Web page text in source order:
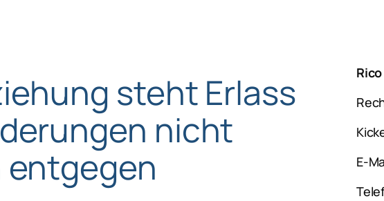
steht Erlass
nicht
E-